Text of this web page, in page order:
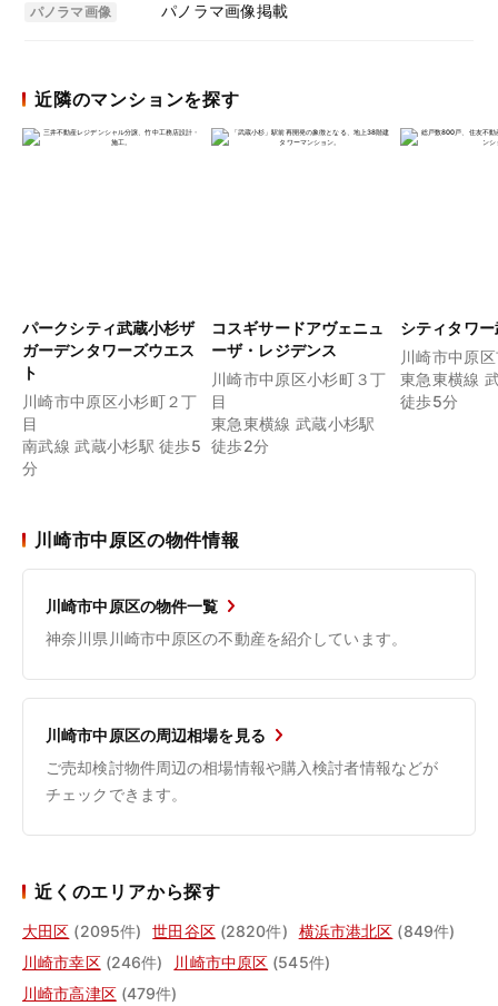
パノラマ画像 パノラマ画像掲載
近隣のマンションを探す
パークシティ武蔵小杉ザ
ガーデンタワーズウエス
ト
川崎市中原区小杉町２丁
目
南武線 武蔵小杉駅 徒歩5
分
コスギサードアヴェニュ
ーザ・レジデンス
川崎市中原区小杉町３丁
目
東急東横線 武蔵小杉駅
徒歩2分
シティタワ
川崎市中原
東急東横線
徒歩5分
川崎市中原区の物件情報
川崎市中原区の物件一覧
神奈川県川崎市中原区の不動産を紹介しています。
川崎市中原区の周辺相場を見る
ご売却検討物件周辺の相場情報や購入検討者情報などが
チェックできます。
近くのエリアから探す
大田区 (2095件) 世田谷区 (2820件) 横浜市港北区 (849件)
川崎市幸区 (246件) 川崎市中原区 (545件)
川崎市高津区 (479件)